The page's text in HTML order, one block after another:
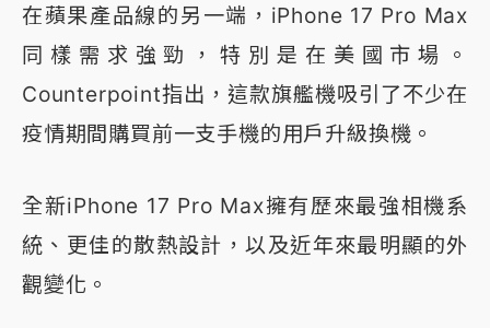
在蘋果產品線的另一端，iPhone 17 Pro Max
同樣需求強勁，特別是在美國市場。
Counterpoint指出，這款旗艦機吸引了不少在
疫情期間購買前一支手機的用戶升級換機。
全新iPhone 17 Pro Max擁有歷來最強相機系
統、更佳的散熱設計，以及近年來最明顯的外
觀變化。